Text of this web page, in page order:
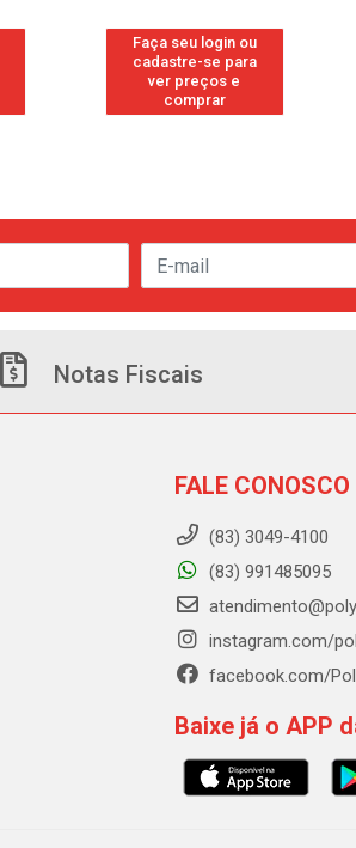
Faça seu login ou
cadastre-se para
ver preços e
comprar
Notas Fiscais
FALE CONOSCO
(83) 3049-4100
(83) 991485095
instagram.com/
facebook.com/
Baixe já o APP